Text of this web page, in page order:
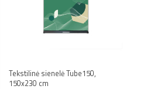
Tekstilinė sienelė Tube150,
150x230 cm